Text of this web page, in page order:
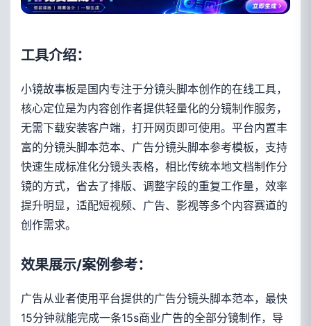
工具介绍：
小镜故事板是国内专注于分镜头脚本创作的在线工具，
核心定位是为内容创作者提供轻量化的分镜制作服务，
无需下载安装客户端，打开网页即可使用。平台内置丰
富的分镜头脚本范本、广告分镜头脚本参考模板，支持
快速生成标准化分镜头表格，相比传统本地文档制作分
镜的方式，省去了排版、调整字段的重复工作量，效率
提升明显，适配短视频、广告、影视等多个内容赛道的
创作需求。
效果展示/案例参考：
广告从业者使用平台提供的广告分镜头脚本范本，最快
15分钟就能完成一条15s商业广告的全部分镜制作，导